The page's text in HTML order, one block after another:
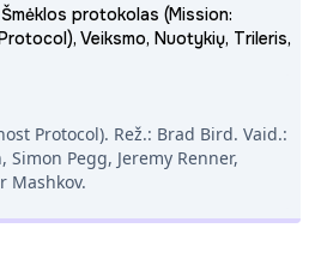
protokolas (Mission:
Veiksmo, Nuotykių, Trileris,
Protocol). Rež.: Brad Bird. Vaid.:
Simon Pegg, Jeremy Renner,
Mashkov.